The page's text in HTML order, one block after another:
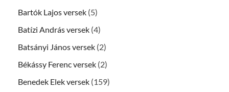
Bartók Lajos versek (5)
Batízi András versek (4)
Batsányi János versek (2)
Békássy Ferenc versek (2)
Benedek Elek versek (159)